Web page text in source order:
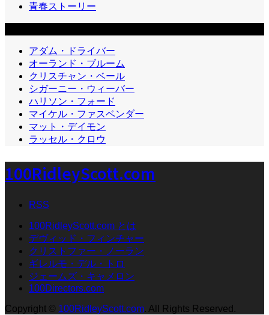
青春ストーリー
アダム・ドライバー
オーランド・ブルーム
クリスチャン・ベール
シガーニー・ウィーバー
ハリソン・フォード
マイケル・ファスベンダー
マット・デイモン
ラッセル・クロウ
100RidleyScott.com
RSS
100RidleyScott.com とは
デヴィッド・フィンチャー
クリストファー・ノーラン
ギレルモ・デル・トロ
ジェームズ・キャメロン
100Directors.com
Copyright © 100RidleyScott.com. All Rights Reserved.